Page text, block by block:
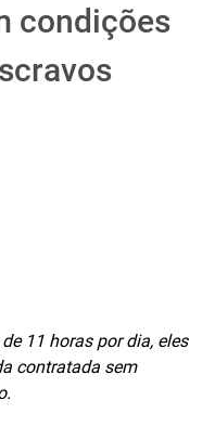
condições
11 horas por dia, eles
contratada sem